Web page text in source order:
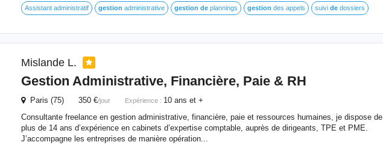
Assistant administratif gestion administrative gestion deplannings gestion des appels suivi dedossiers
Mislande L.
Gestion Administrative, Financière, Paie& RH
Paris (75) 350 €/jour Expérience : 10 ans et +
Consultante freelance en gestion administrative, financière, paie et ressources humaines, je dispose de
plus de 14 ans d’expérience en cabinets d’expertise comptable, auprès de dirigeants, TPE et PME.
J’accompagne les entreprises de manière opération...